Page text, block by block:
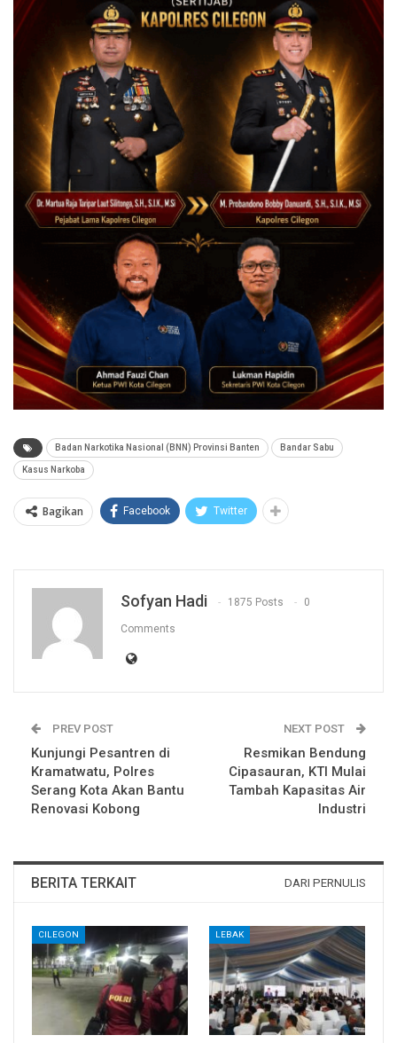
Badan Narkotika Nasional (BNN) Provinsi Banten Bandar Sabu
Kasus Narkoba
Bagikan Facebook Twitter
Sofyan Hadi 1875 Posts 0
Comments
PREV POST
Kunjungi Pesantren di
Kramatwatu, Polres
Serang Kota Akan Bantu
Renovasi Kobong
NEXT POST
Resmikan Bendung
Cipasauran, KTI Mulai
Tambah Kapasitas Air
Industri
BERITA TERKAIT DARI PERNULIS
CILEGON LEBAK